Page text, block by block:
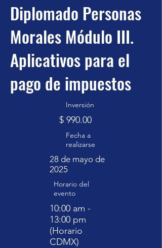
Diplomado Personas
Morales Módulo III.
Aplicativos para el
pago de impuestos
Inversión
$ 990.00
Fecha a
realizarse
28 de mayo de
2025
Horario del
evento
10:00 am -
13:00 pm
(Horario
CDMX)